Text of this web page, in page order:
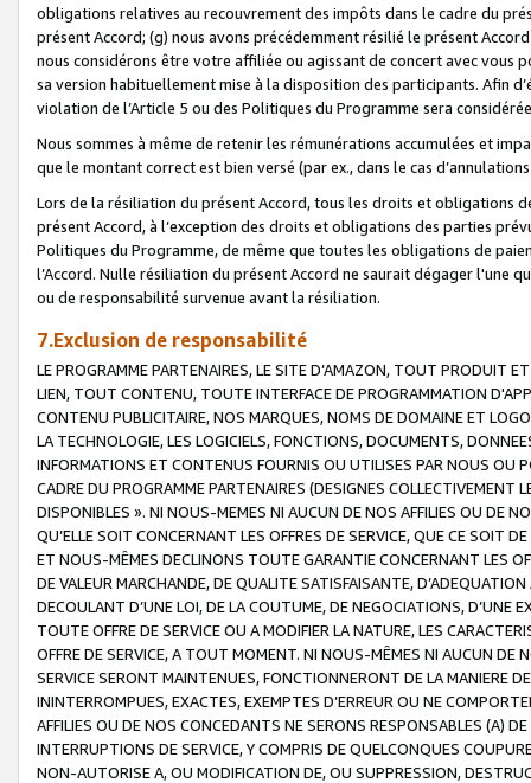
obligations relatives au recouvrement des impôts dans le cadre du
présent Accord; (g) nous avons précédemment résilié le présent
nous considérons être votre affiliée ou agissant de concert avec vous
sa version habituellement mise à la disposition des participants. Afin
violation de l’Article 5 ou des Politiques du Programme sera
Nous sommes à même de retenir les rémunérations accumulées et
que le montant correct est bien versé (par ex., dans le cas
Lors de la résiliation du présent Accord, tous les droits et obligations
présent Accord, à l’exception des droits et obligations des parties
Politiques du Programme, de même que toutes les obligations de
l’Accord. Nulle résiliation du présent Accord ne saurait dégager l'une
ou de responsabilité survenue avant la résiliation.
7.Exclusion de responsabilité
LE PROGRAMME PARTENAIRES, LE SITE D’AMAZON, TOUT PRODUIT
LIEN, TOUT CONTENU, TOUTE INTERFACE DE PROGRAMMATION
CONTENU PUBLICITAIRE, NOS MARQUES, NOMS DE DOMAINE ET
LA TECHNOLOGIE, LES LOGICIELS, FONCTIONS, DOCUMENTS,
INFORMATIONS ET CONTENUS FOURNIS OU UTILISES PAR NOUS OU
CADRE DU PROGRAMME PARTENAIRES (DESIGNES COLLECTIVEMENT
DISPONIBLES ». NI NOUS-MEMES NI AUCUN DE NOS AFFILIES OU DE
QU’ELLE SOIT CONCERNANT LES OFFRES DE SERVICE, QUE CE SOIT
ET NOUS-MÊMES DECLINONS TOUTE GARANTIE CONCERNANT LES
DE VALEUR MARCHANDE, DE QUALITE SATISFAISANTE,
DECOULANT D’UNE LOI, DE LA COUTUME, DE NEGOCIATIONS, D’UNE
TOUTE OFFRE DE SERVICE OU A MODIFIER LA NATURE, LES
OFFRE DE SERVICE, A TOUT MOMENT. NI NOUS-MÊMES NI AUCUN DE
SERVICE SERONT MAINTENUES, FONCTIONNERONT DE LA MANIERE
ININTERROMPUES, EXACTES, EXEMPTES D’ERREUR OU NE
AFFILIES OU DE NOS CONCEDANTS NE SERONS RESPONSABLES (A)
INTERRUPTIONS DE SERVICE, Y COMPRIS DE QUELCONQUES
NON-AUTORISE A, OU MODIFICATION DE, OU SUPPRESSION,